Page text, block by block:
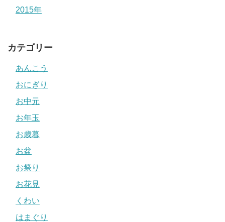
2015年
カテゴリー
あんこう
おにぎり
お中元
お年玉
お歳暮
お盆
お祭り
お花見
くわい
はまぐり